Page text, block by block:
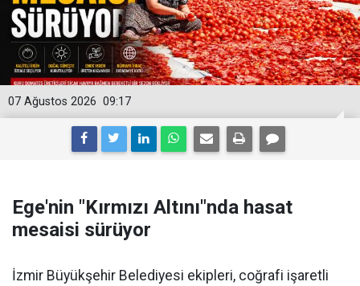
09:17
07 Ağustos 2026
Ege'nin "Kırmızı Altını"nda hasat
mesaisi sürüyor
İzmir Büyükşehir Belediyesi ekipleri, coğrafi işaretli